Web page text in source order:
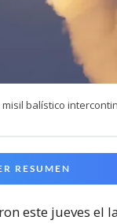
balístico
RESUMEN
este jueves el